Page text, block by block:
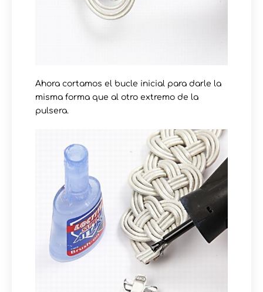
Ahora cortamos el bucle inicial para darle la
misma forma que al otro extremo de la
pulsera.